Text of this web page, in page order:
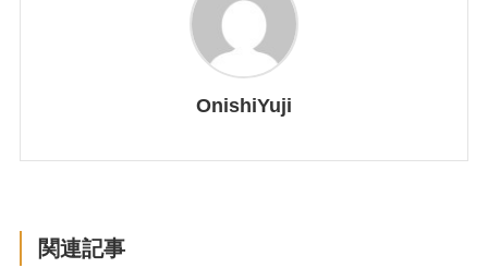
OnishiYuji
関連記事